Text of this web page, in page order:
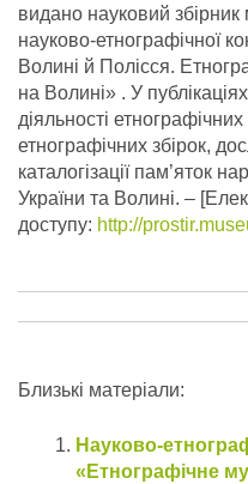
видано науковий збірник
науково-етнографічної
Волині й Полісся.
на Волині» . У
діяльності
етнографічних збірок,
каталогізації пам’яток
України та Волині. –
доступу: http://
Близькі матеріали:
Науково-
«Етнографічне